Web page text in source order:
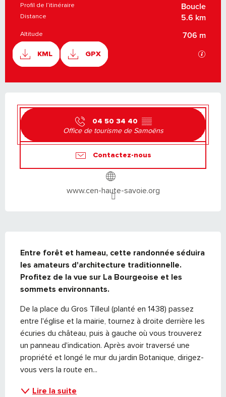
Profil de l’itinéraire Boucle
Distance 5.6 km
Altitude 706 m
DOCUMENTATION
KML GPX
04 50 34 40 ▒▒
Office de tourisme de Samoëns
Contactez-nous
www.cen-haute-savoie.org
Entre forêt et hameau, cette randonnée séduira
les amateurs d'architecture traditionnelle.
Profitez de la vue sur La Bourgeoise et les
sommets environnants.
De la place du Gros Tilleul (planté en 1438) passez
entre l'église et la mairie, tournez à droite derrière les
écuries du château, puis à gauche où vous trouverez
un panneau d'indication. Après avoir traversé une
propriété et longé le mur du jardin Botanique, dirigez-
vous vers la route en...
Lire la suite